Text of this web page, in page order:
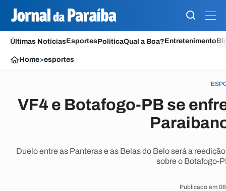
Últimas NotíciasEsportesPolíticaQual a Boa?Entretenimento
Home>esportes
VF4 e Botafogo-PB se
Duelo entre as Panteras e as Belas do Belo será a
sobre o Botafogo-
Publicado em